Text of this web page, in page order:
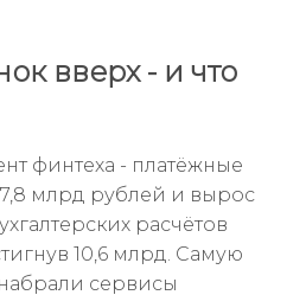
вверх - и что
финтеха - платёжные
млрд рублей и вырос
расчётов
10,6 млрд. Самую
сервисы